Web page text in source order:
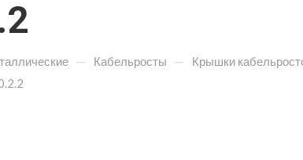
— Кабельросты —
Крышки